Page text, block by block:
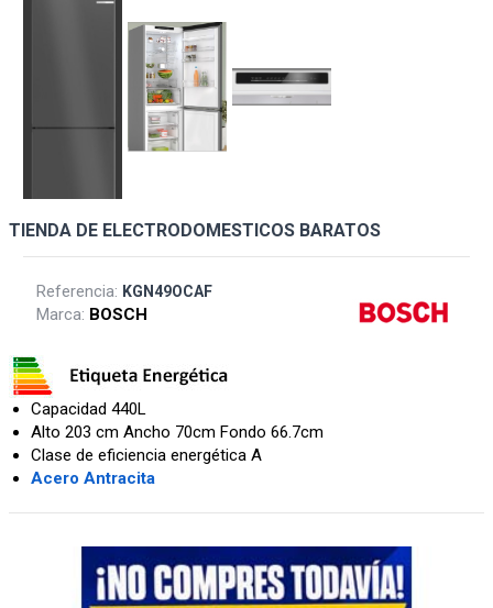
TIENDA DE ELECTRODOMESTICOS BARATOS
Referencia: KGN49OCAF
Marca: BOSCH
Capacidad 440L
Alto 203 cm Ancho 70cm Fondo 66.7cm
Clase de eficiencia energética A
Acero Antracita